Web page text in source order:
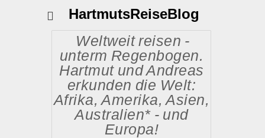
HartmutsReiseBlog
Weltweit reisen -
unterm Regenbogen.
Hartmut und Andreas
erkunden die Welt:
Afrika, Amerika, Asien,
Australien* - und
Europa!